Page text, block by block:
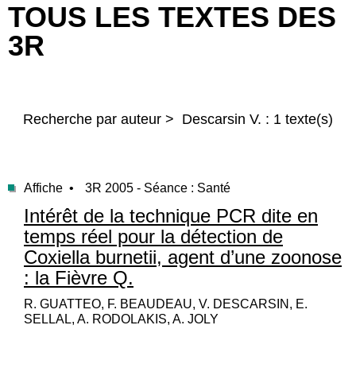
TOUS LES TEXTES DES
3R
Recherche par auteur > Descarsin V. : 1 texte(s)
Affiche • 3R 2005 - Séance : Santé
Intérêt de la technique PCR dite en
temps réel pour la détection de
Coxiella burnetii, agent d’une zoonose
: la Fièvre Q.
R. GUATTEO, F. BEAUDEAU, V. DESCARSIN, E.
SELLAL, A. RODOLAKIS, A. JOLY